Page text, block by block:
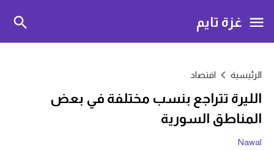
غزة تايم
الرئيسية اقتصاد
الليرة تتراجع بنسب مختلفة في بعض
المناطق السورية
Nawal